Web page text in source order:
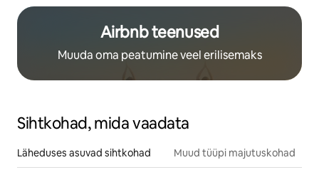
Airbnb teenused
Muuda oma peatumine veel erilisemaks
Sihtkohad, mida vaadata
Läheduses asuvad sihtkohad Muud tüüpi majutuskohad